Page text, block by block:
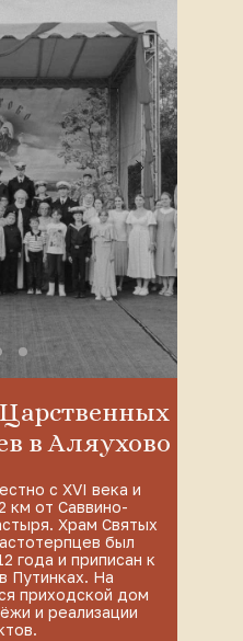
в Аляухово
с XVI века и
км от Саввино-
Храм Святых
был
года и приписан к
Путинках. На
приходской дом
и реализации